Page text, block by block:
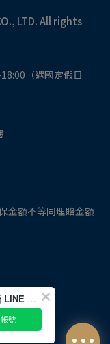
LTD. All rights
（遇國定假日
金額不等同理賠金額
🚨立即綁定！新 LINE 好友獲 100 元優惠券
號